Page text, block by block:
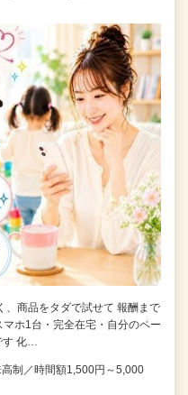
商品をタダで試せて 報酬まで
ホ1台・完全在宅・自分のペー
す 化…
制／時間額1,500円～5,000